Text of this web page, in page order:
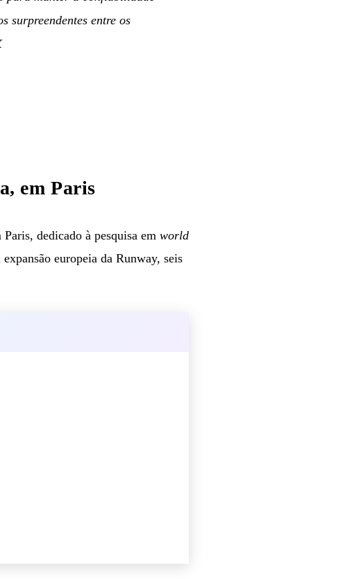
surpreendentes entre os
em Paris
dedicado à pesquisa em world
europeia da Runway, seis